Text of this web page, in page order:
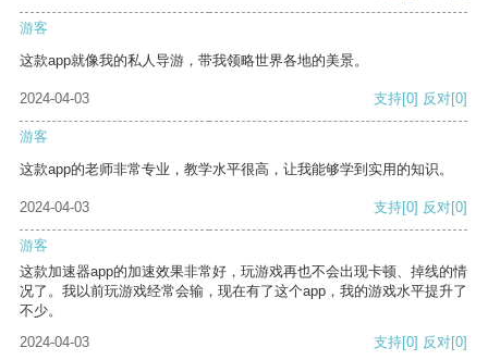
游客
这款app就像我的私人导游，带我领略世界各地的美景。
2024-04-03 支持[0] 反对[0]
游客
这款app的老师非常专业，教学水平很高，让我能够学到实用的知识。
2024-04-03 支持[0] 反对[0]
游客
这款加速器app的加速效果非常好，玩游戏再也不会出现卡顿、掉线的情
况了。我以前玩游戏经常会输，现在有了这个app，我的游戏水平提升了
不少。
2024-04-03
支持[0] 反对[0]